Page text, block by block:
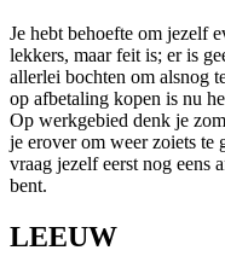
Je hebt behoefte om jezelf
lekkers, maar feit is; er is
allerlei bochten om alsnog
op afbetaling kopen is nu
Op werkgebied denk je
je erover om weer zoiets te
vraag jezelf eerst nog eens
bent.
LEEUW